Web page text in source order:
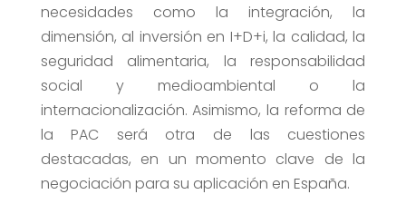
necesidades como la integración, la
dimensión, al inversión en I+D+i, la calidad, la
seguridad alimentaria, la responsabilidad
social y medioambiental o la
internacionalización. Asimismo, la reforma de
la PAC será otra de las cuestiones
destacadas, en un momento clave de la
negociación para su aplicación en España.